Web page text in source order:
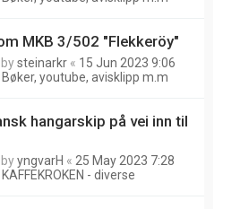
MKB 3/502 "Flekkeröy"
bysteinarkr « 15 Jun 2023 9:06
Bøker, youtube, avisklipp m.m
hangarskip på vei inn til
byyngvarH « 25 May 2023 7:28
KAFFEKROKEN - diverse